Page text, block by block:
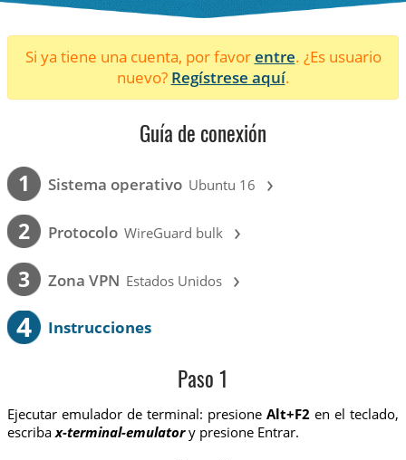
Si ya tiene una cuenta, por favorentre. ¿Es usuario
nuevo? Regístrese aquí.
Guía de conexión
1 Sistema operativo Ubuntu 16 ›
2 Protocolo WireGuard bulk ›
3 Zona VPN Estados Unidos ›
4 Instrucciones
Paso 1
Ejecutar emulador de terminal: presioneAlt+F2 en el teclado,
escribax-terminal-emulatory presione Entrar.